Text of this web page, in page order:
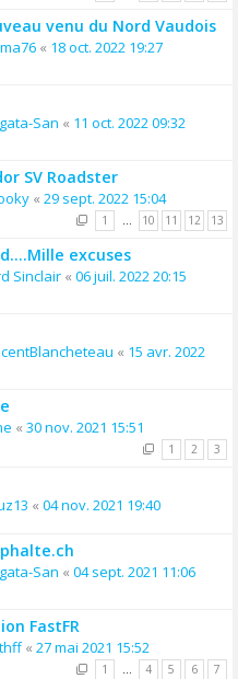
venu du Nord Vaudois
« 18 oct. 2022 19:27
San « 11 oct. 2022 09:32
SV Roadster
« 29 sept. 2022 15:04
1 … 10 11 12 13
excuses
Sinclair « 06 juil. 2022 20:15
« 15 avr. 2022
« 30 nov. 2021 15:51
1 2 3
« 04 nov. 2021 19:40
San « 04 sept. 2021 11:06
FastFR
« 27 mai 2021 15:52
1 … 4 5 6 7